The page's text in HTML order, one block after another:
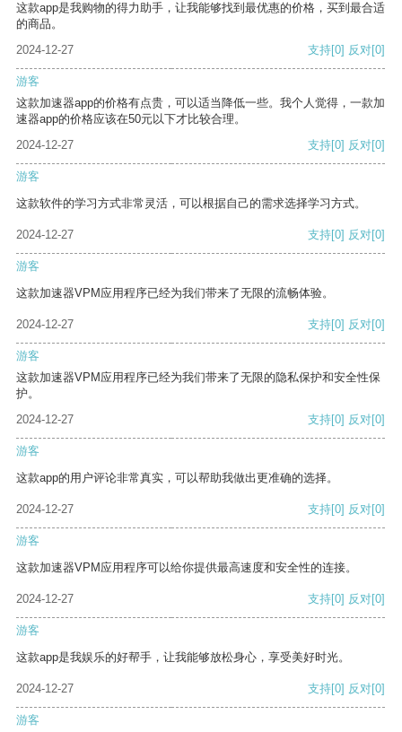
这款app是我购物的得力助手，让我能够找到最优惠的价格，买到最合适
的商品。
2024-12-27
支持[0] 反对[0]
游客
这款加速器app的价格有点贵，可以适当降低一些。我个人觉得，一款加
速器app的价格应该在50元以下才比较合理。
2024-12-27
支持[0] 反对[0]
游客
这款软件的学习方式非常灵活，可以根据自己的需求选择学习方式。
2024-12-27 支持[0] 反对[0]
游客
这款加速器VPM应用程序已经为我们带来了无限的流畅体验。
2024-12-27 支持[0] 反对[0]
游客
这款加速器VPM应用程序已经为我们带来了无限的隐私保护和安全性保
护。
2024-12-27
支持[0] 反对[0]
游客
这款app的用户评论非常真实，可以帮助我做出更准确的选择。
2024-12-27 支持[0] 反对[0]
游客
这款加速器VPM应用程序可以给你提供最高速度和安全性的连接。
2024-12-27 支持[0] 反对[0]
游客
这款app是我娱乐的好帮手，让我能够放松身心，享受美好时光。
2024-12-27 支持[0] 反对[0]
游客